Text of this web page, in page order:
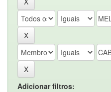
Adicionar filtros: